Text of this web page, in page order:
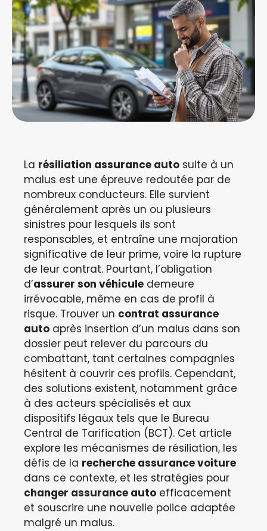
La résiliation assurance auto suite à un
malus est une épreuve redoutée par de
nombreux conducteurs. Elle survient
généralement après un ou plusieurs
sinistres pour lesquels ils sont
responsables, et entraîne une majoration
significative de leur prime, voire la rupture
de leur contrat. Pourtant, l’obligation
d’assurer son véhicule demeure
irrévocable, même en cas de profil à
risque. Trouver un contrat assurance
auto après insertion d’un malus dans son
dossier peut relever du parcours du
combattant, tant certaines compagnies
hésitent à couvrir ces profils. Cependant,
des solutions existent, notamment grâce
à des acteurs spécialisés et aux
dispositifs légaux tels que le Bureau
Central de Tarification (BCT). Cet article
explore les mécanismes de résiliation, les
défis de la recherche assurance voiture
dans ce contexte, et les stratégies pour
changer assurance auto efficacement
et souscrire une nouvelle police adaptée
malgré un malus.